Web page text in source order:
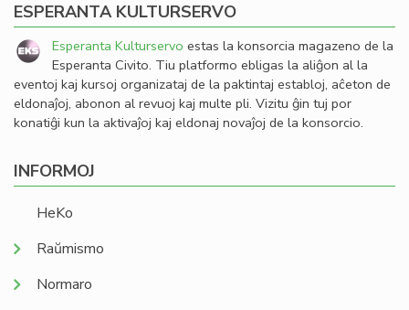
ESPERANTA KULTURSERVO
Esperanta Kulturservo estas la konsorcia magazeno de la
Esperanta Civito. Tiu platformo ebligas la aliĝon al la
eventoj kaj kursoj organizataj de la paktintaj establoj, aĉeton de
eldonaĵoj, abonon al revuoj kaj multe pli. Vizitu ĝin tuj por
konatiĝi kun la aktivaĵoj kaj eldonaj novaĵoj de la konsorcio.
INFORMOJ
HeKo
Raŭmismo
Normaro